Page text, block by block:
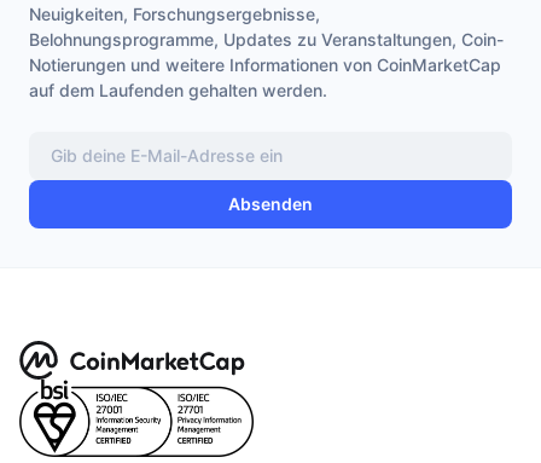
Neuigkeiten, Forschungsergebnisse,
Belohnungsprogramme, Updates zu Veranstaltungen, Coin-
Notierungen und weitere Informationen von CoinMarketCap
auf dem Laufenden gehalten werden.
Absenden